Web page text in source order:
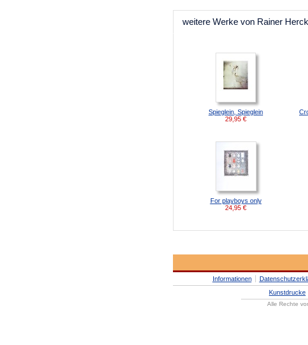
weitere Werke von Rainer
Spieglein, Spieglein
29,95 €
For playboys only
24,95 €
Informationen
Kunstdrucke
Alle Rechte